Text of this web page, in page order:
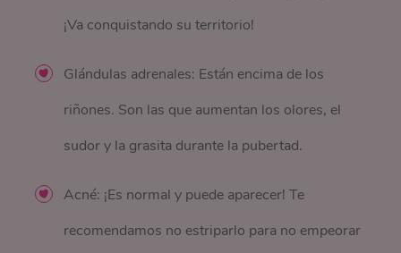
¡Va conquistando su territorio!
Glándulas adrenales: Están encima de los
riñones. Son las que aumentan los olores, el
sudor y la grasita durante la pubertad.
Acné: ¡Es normal y puede aparecer! Te
recomendamos no estriparlo para no empeorar